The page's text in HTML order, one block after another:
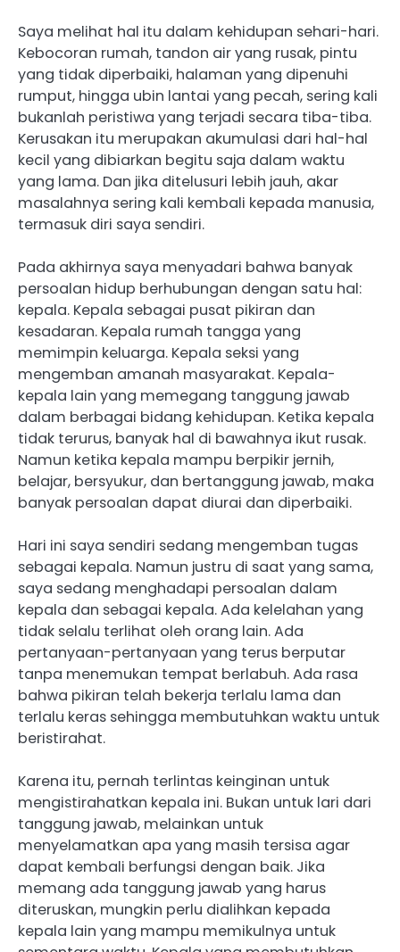
Saya melihat hal itu dalam kehidupan sehari-hari.
Kebocoran rumah, tandon air yang rusak, pintu
yang tidak diperbaiki, halaman yang dipenuhi
rumput, hingga ubin lantai yang pecah, sering kali
bukanlah peristiwa yang terjadi secara tiba-tiba.
Kerusakan itu merupakan akumulasi dari hal-hal
kecil yang dibiarkan begitu saja dalam waktu
yang lama. Dan jika ditelusuri lebih jauh, akar
masalahnya sering kali kembali kepada manusia,
termasuk diri saya sendiri.
Pada akhirnya saya menyadari bahwa banyak
persoalan hidup berhubungan dengan satu hal:
kepala. Kepala sebagai pusat pikiran dan
kesadaran. Kepala rumah tangga yang
memimpin keluarga. Kepala seksi yang
mengemban amanah masyarakat. Kepala-
kepala lain yang memegang tanggung jawab
dalam berbagai bidang kehidupan. Ketika kepala
tidak terurus, banyak hal di bawahnya ikut rusak.
Namun ketika kepala mampu berpikir jernih,
belajar, bersyukur, dan bertanggung jawab, maka
banyak persoalan dapat diurai dan diperbaiki.
Hari ini saya sendiri sedang mengemban tugas
sebagai kepala. Namun justru di saat yang sama,
saya sedang menghadapi persoalan dalam
kepala dan sebagai kepala. Ada kelelahan yang
tidak selalu terlihat oleh orang lain. Ada
pertanyaan-pertanyaan yang terus berputar
tanpa menemukan tempat berlabuh. Ada rasa
bahwa pikiran telah bekerja terlalu lama dan
terlalu keras sehingga membutuhkan waktu untuk
beristirahat.
Karena itu, pernah terlintas keinginan untuk
mengistirahatkan kepala ini. Bukan untuk lari dari
tanggung jawab, melainkan untuk
menyelamatkan apa yang masih tersisa agar
dapat kembali berfungsi dengan baik. Jika
memang ada tanggung jawab yang harus
diteruskan, mungkin perlu dialihkan kepada
kepala lain yang mampu memikulnya untuk